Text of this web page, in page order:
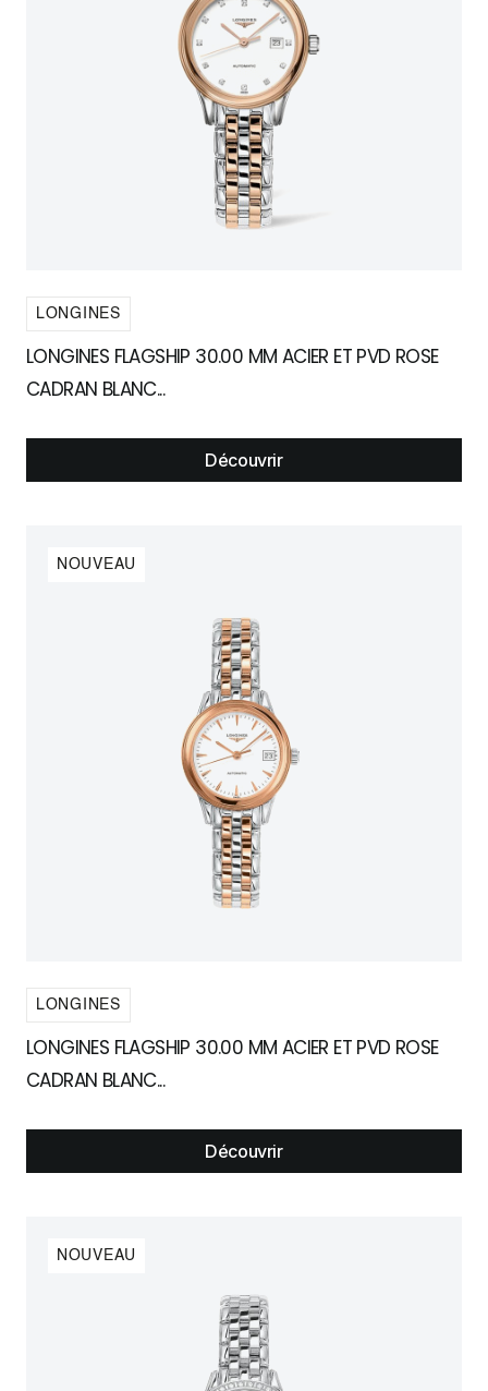
LONGINES
LONGINES FLAGSHIP 30.00 MM ACIER ET PVD ROSE
CADRAN BLANC...
Découvrir
LONGINES
LONGINES FLAGSHIP 30.00 MM ACIER ET PVD ROSE
CADRAN BLANC...
Découvrir
NOUVEAU
NOUVEAU